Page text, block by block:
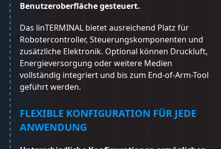
Benutzeroberfläche gesteuert.
Das linTERMINAL bietet ausreichend Platz für
Robotercontroller, Steuerungskomponenten und
zusätzliche Elektronik. Optional können Druckluft,
Energieversorgung oder weitere Medien
vollständig integriert und bis zum End-of-Arm-Tool
geführt werden.
FLEXIBLE KONFIGURATION FÜR JEDE
ANWENDUNG